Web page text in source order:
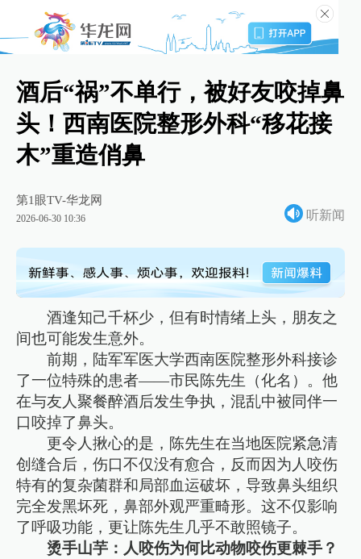
酒后“祸”不单行，被好友咬掉鼻
头！西南医院整形外科“移花接
木”重造俏鼻
第1眼TV-华龙网
2026-06-30 10:36 听新闻
酒逢知己千杯少，但有时情绪上头，朋友之
间也可能发生意外。
前期，陆军军医大学西南医院整形外科接诊
了一位特殊的患者——市民陈先生（化名）。他
在与友人聚餐醉酒后发生争执，混乱中被同伴一
口咬掉了鼻头。
更令人揪心的是，陈先生在当地医院紧急清
创缝合后，伤口不仅没有愈合，反而因为人咬伤
特有的复杂菌群和局部血运破坏，导致鼻头组织
完全发黑坏死，鼻部外观严重畸形。这不仅影响
了呼吸功能，更让陈先生几乎不敢照镜子。
烫手山芋：人咬伤为何比动物咬伤更棘手？